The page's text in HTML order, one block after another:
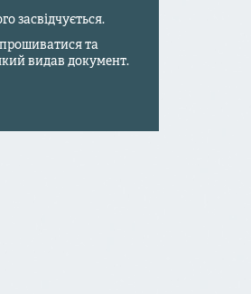
засвідчується.
та
видав документ.